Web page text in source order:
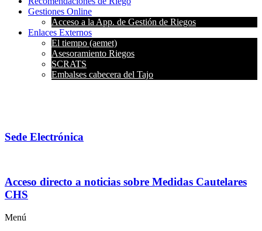
Gestiones Online
Acceso a la App. de Gestión de Riegos
Enlaces Externos
El tiempo (aemet)
Asesoramiento Riegos
SCRATS
Embalses cabecera del Tajo
Sede Electrónica
Acceso directo a noticias sobre Medidas Cautelares
CHS
Menú